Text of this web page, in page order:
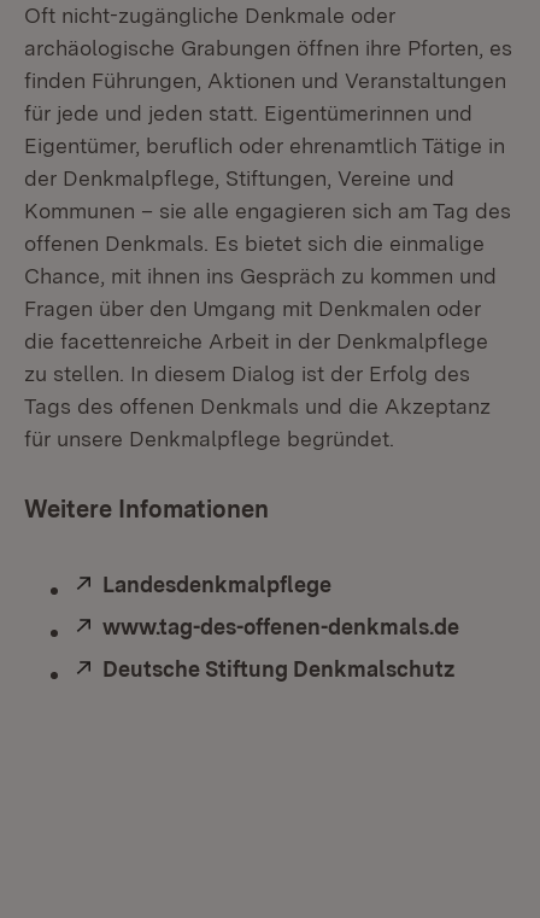
Oft nicht-zugängliche Denkmale oder
archäologische Grabungen öffnen ihre Pforten, es
finden Führungen, Aktionen und Veranstaltungen
für jede und jeden statt. Eigentümerinnen und
Eigentümer, beruflich oder ehrenamtlich Tätige in
der Denkmalpflege, Stiftungen, Vereine und
Kommunen – sie alle engagieren sich am Tag des
offenen Denkmals. Es bietet sich die einmalige
Chance, mit ihnen ins Gespräch zu kommen und
Fragen über den Umgang mit Denkmalen oder
die facettenreiche Arbeit in der Denkmalpflege
zu stellen. In diesem Dialog ist der Erfolg des
Tags des offenen Denkmals und die Akzeptanz
für unsere Denkmalpflege begründet.
Weitere Infomationen
Extern:
Landesdenkmalpflege
Extern:
www.tag-des-offenen-denkmals.de
Extern:
Deutsche Stiftung Denkmalschutz